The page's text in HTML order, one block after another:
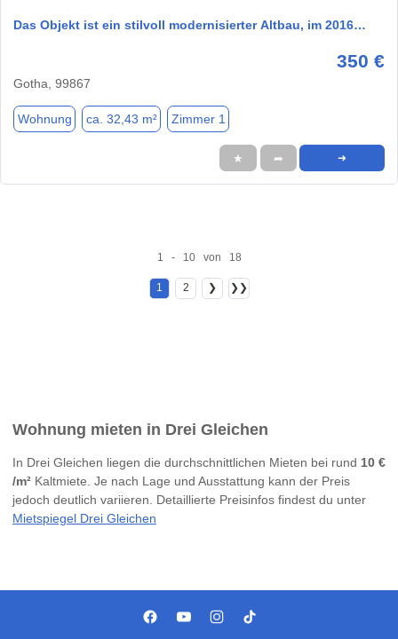
Das Objekt ist ein stilvoll modernisierter Altbau, im 2016…
350 €
Gotha, 99867
Wohnung ca. 32,43 m² Zimmer 1
★ ➦ ➜
1 - 10 von 18
1 2 ❯ ❯❯
Wohnung mieten in Drei Gleichen
In Drei Gleichen liegen die durchschnittlichen Mieten bei rund 10 €
/m² Kaltmiete. Je nach Lage und Ausstattung kann der Preis
jedoch deutlich variieren. Detaillierte Preisinfos findest du unter
Mietspiegel Drei Gleichen